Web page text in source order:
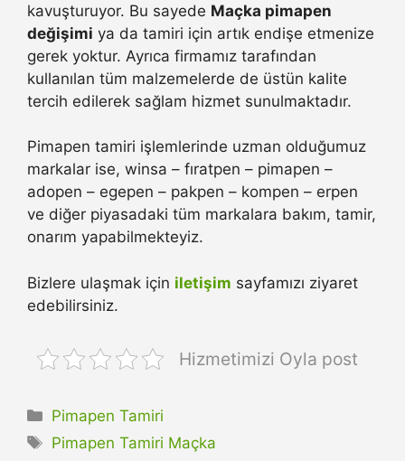
kavuşturuyor. Bu sayede Maçka pimapen
değişimi ya da tamiri için artık endişe etmenize
gerek yoktur. Ayrıca firmamız tarafından
kullanılan tüm malzemelerde de üstün kalite
tercih edilerek sağlam hizmet sunulmaktadır.
Pimapen tamiri işlemlerinde uzman olduğumuz
markalar ise, winsa – fıratpen – pimapen –
adopen – egepen – pakpen – kompen – erpen
ve diğer piyasadaki tüm markalara bakım, tamir,
onarım yapabilmekteyiz.
Bizlere ulaşmak için iletişim sayfamızı ziyaret
edebilirsiniz.
Hizmetimizi Oyla post
Kategoriler
Pimapen Tamiri
Etiketler
Pimapen Tamiri Maçka